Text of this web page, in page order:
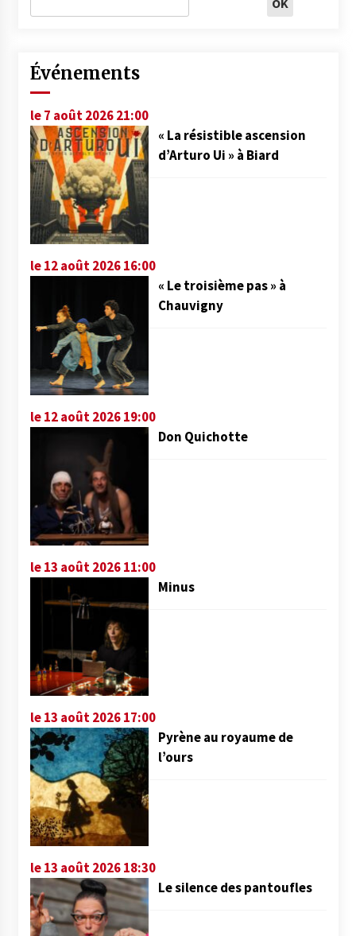
Événements
le 7 août 2026 21:00
« La résistible ascension
d’Arturo Ui » à Biard
le 12 août 2026 16:00
« Le troisième pas » à
Chauvigny
le 12 août 2026 19:00
Don Quichotte
le 13 août 2026 11:00
Minus
le 13 août 2026 17:00
Pyrène au royaume de
l’ours
le 13 août 2026 18:30
Le silence des pantoufles